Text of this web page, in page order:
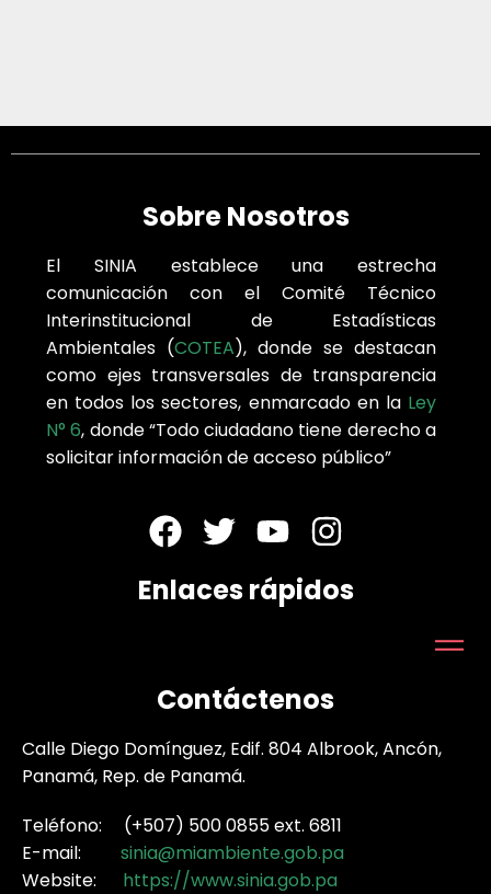
Sobre Nosotros
El SINIA establece una estrecha
comunicación con el Comité Técnico
Interinstitucional de Estadísticas
Ambientales (COTEA), donde se destacan
como ejes transversales de transparencia
en todos los sectores, enmarcado en la Ley
N° 6, donde “Todo ciudadano tiene derecho a
solicitar información de acceso público”
Enlaces rápidos
Contáctenos
Calle Diego Domínguez, Edif. 804 Albrook, Ancón,
Panamá, Rep. de Panamá.
Teléfono: (+507) 500 0855 ext. 6811
E-mail: sinia@miambiente.gob.pa
Website: https://www.sinia.gob.pa